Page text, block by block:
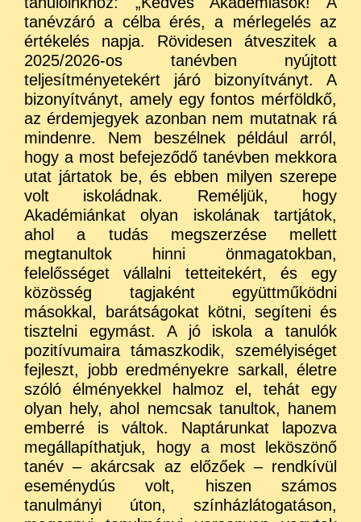
tanévzáró a célba érés, a mérlegelés az
értékelés napja. Rövidesen átveszitek a
2025/2026-os tanévben nyújtott
teljesítményetekért járó bizonyítványt. A
bizonyítványt, amely egy fontos mérföldkő,
az érdemjegyek azonban nem mutatnak rá
mindenre. Nem beszélnek például arról,
hogy a most befejeződő tanévben mekkora
utat jártatok be, és ebben milyen szerepe
volt iskoládnak. Reméljük, hogy
Akadémiánkat olyan iskolának tartjátok,
ahol a tudás megszerzése mellett
megtanultok hinni önmagatokban,
felelősséget vállalni tetteitekért, és egy
közösség tagjaként együttműködni
másokkal, barátságokat kötni, segíteni és
tisztelni egymást. A jó iskola a tanulók
pozitívumaira támaszkodik, személyiséget
fejleszt, jobb eredményekre sarkall, életre
szóló élményekkel halmoz el, tehát egy
olyan hely, ahol nemcsak tanultok, hanem
emberré is váltok. Naptárunkat lapozva
megállapíthatjuk, hogy a most leköszönő
tanév – akárcsak az előzőek – rendkívül
eseménydús volt, hiszen számos
tanulmányi úton, színházlátogatáson,